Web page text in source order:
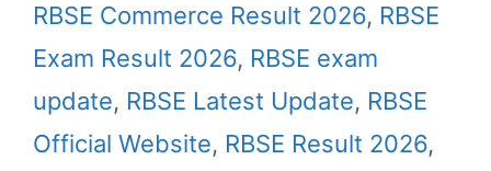
RBSE Commerce Result 2026, RBSE
Exam Result 2026, RBSE exam
update, RBSE Latest Update, RBSE
Official Website, RBSE Result 2026,